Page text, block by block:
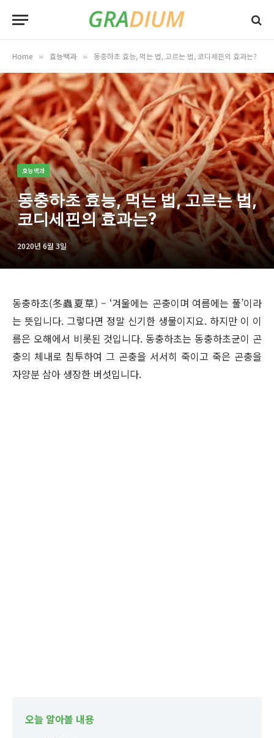
Home » 효능백과 » 동충하초 효능, 먹는 법, 고르는 법, 코디세핀의 효과는?
효능백과
동충하초 효능, 먹는 법, 고르는 법,
코디세핀의 효과는?
2020년 6월 3일
동충하초(冬蟲夏草) – ‘겨울에는 곤충이며 여름에는 풀’이라
는 뜻입니다. 그렇다면 정말 신기한 생물이지요. 하지만 이 이
름은 오해에서 비롯된 것입니다. 동충하초는 동충하초균이 곤
충의 체내로 침투하여 그 곤충을 서서히 죽이고 죽은 곤충을
자양분 삼아 생장한 버섯입니다.
오늘 알아볼 내용